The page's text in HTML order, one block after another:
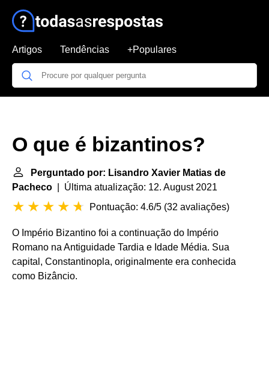
Artigos Tendências +Populares
O que é bizantinos?
Perguntado por: Lisandro Xavier Matias de
Pacheco | Última atualização: 12. August 2021
Pontuação: 4.6/5 (32 avaliações)
O Império Bizantino foi a continuação do Império
Romano na Antiguidade Tardia e Idade Média. Sua
capital, Constantinopla, originalmente era conhecida
como Bizâncio.